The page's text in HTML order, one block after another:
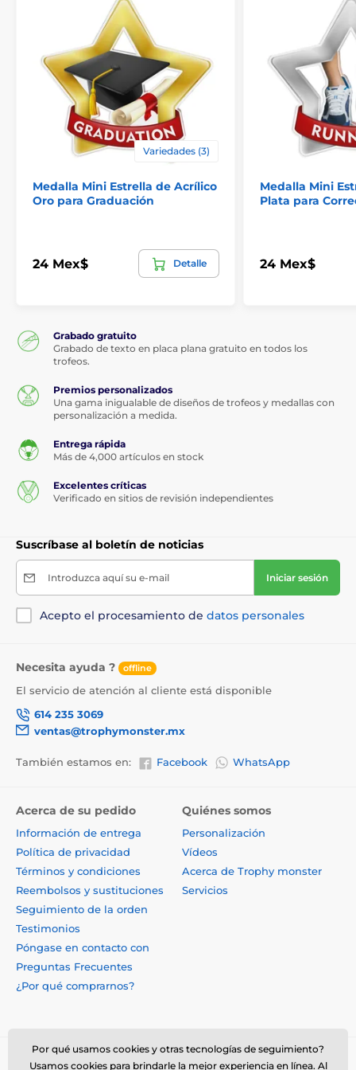
Variedades (3)
Medalla Mini Estrella de Acrílico
Oro para Graduación
24 Mex$ Detalle
Medalla Mini
Plata para
24 Mex$
Grabado gratuito
Grabado de texto en placa plana gratuito en todos los
trofeos.
Premios personalizados
Una gama inigualable de diseños de trofeos y medallas con
personalización a medida.
Entrega rápida
Más de 4,000 artículos en stock
Excelentes críticas
Verificado en sitios de revisión independientes
Suscríbase al boletín de noticias
Introduzca aquí su e-mail Iniciar sesión
Acepto el procesamiento de datos personales
Necesita ayuda ? offline
El servicio de atención al cliente está disponible
614 235 3069
ventas@trophymonster.mx
También estamos en: Facebook WhatsApp
Acerca de su pedido
Información de entrega
Política de privacidad
Términos y condiciones
Reembolsos y sustituciones
Seguimiento de la orden
Testimonios
Póngase en contacto con
Preguntas Frecuentes
¿Por qué comprarnos?
Quiénes somos
Personalización
Vídeos
Acerca de Trophy monster
Servicios
Por qué usamos cookies y otras tecnologías de seguimiento?
Usamos cookies para brindarle la mejor experiencia en línea. Al